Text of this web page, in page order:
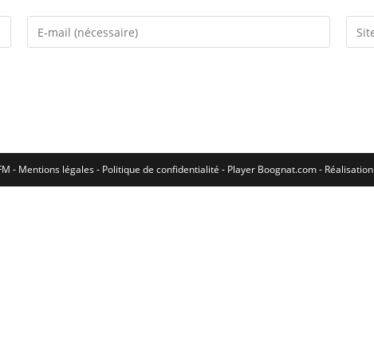
- Mentions légales - Politique de confidentialité - Player Boognat.com- Réalisation